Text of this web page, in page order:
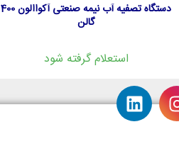
دستگاه تصفیه آب نیمه صنعتی آکواالون 400
گالن
استعلام گرفته شود